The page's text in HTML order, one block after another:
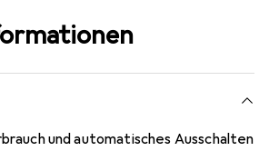
und automatisches Ausschalten